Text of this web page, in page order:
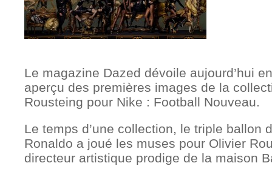
Le magazine Dazed dévoile aujourd’hui
aperçu des premières images de la
Rousteing pour Nike : Football Nouveau.
Le temps d’une collection, le triple ballon
Ronaldo a joué les muses pour Olivier
directeur artistique prodige de la maison